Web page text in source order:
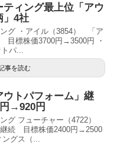
ィング最上位「アウ
」4社
グ ・アイル（3854） 「ア
目標株価3700円→3500円 ・
パ...
事を読む
ウトパフォーム」継
→920円
グ フューチャー（4722）
継続 目標株価2400円→2500
ングス（...